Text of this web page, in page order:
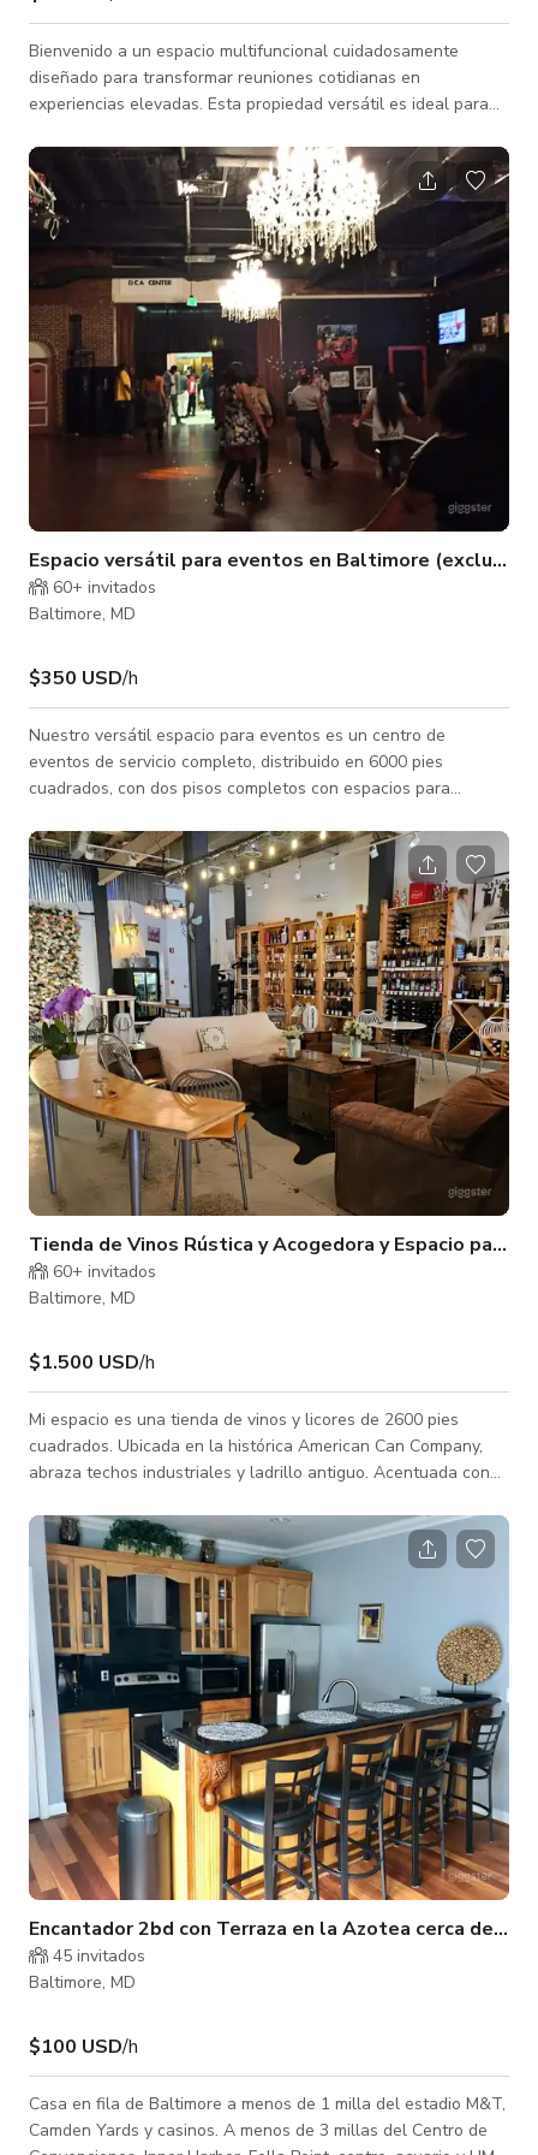
Bienvenido a un espacio multifuncional cuidadosamente
diseñado para transformar reuniones cotidianas en
experiencias elevadas. Esta propiedad versátil es ideal para
contenido, donde la comodidad se encuentra con el estilo y la
funcionalidad. El espacio Nuestro espacio cuenta con un
diseño abierto y luminoso con elementos de diseño
intencionales que se fotografían hermosamente y fluyen sin
problemas para diversos usos. Ya sea q
Espacio versátil para eventos en Baltimore (exclusivo)
60+ invitados
Baltimore, MD
$350 USD/h
Nuestro versátil espacio para eventos es un centro de
eventos de servicio completo, distribuido en 6000 pies
cuadrados, con dos pisos completos con espacios para
todas tus necesidades festivas. Además de los dos salones
principales, también hay una sala de espera para la
comodidad de los invitados. Además de nuestro sistema de
sonido de última generación y mobiliario de lujo que incluye
manteles, etc., que están incluidos en los
Tienda de Vinos Rústica y Acogedora y Espacio para
60+ invitados
Baltimore, MD
$1.500 USD/h
Mi espacio es una tienda de vinos y licores de 2600 pies
cuadrados. Ubicada en la histórica American Can Company,
abraza techos industriales y ladrillo antiguo. Acentuada con
Charm City y una hermosa pared suspendida de flores de 8x8.
Las paredes están alineadas con una selección curada de
vinos, licores y productos. Las puertas de vidrio delanteras y
la gran puerta corrediza de vidrio permiten mucha luz natural
y se pueden abrir f�
Encantador 2bd con Terraza en la Azotea cerca del
45 invitados
Baltimore, MD
$100 USD/h
Casa en fila de Baltimore a menos de 1 milla del estadio M&T,
Camden Yards y casinos. A menos de 3 millas del Centro de